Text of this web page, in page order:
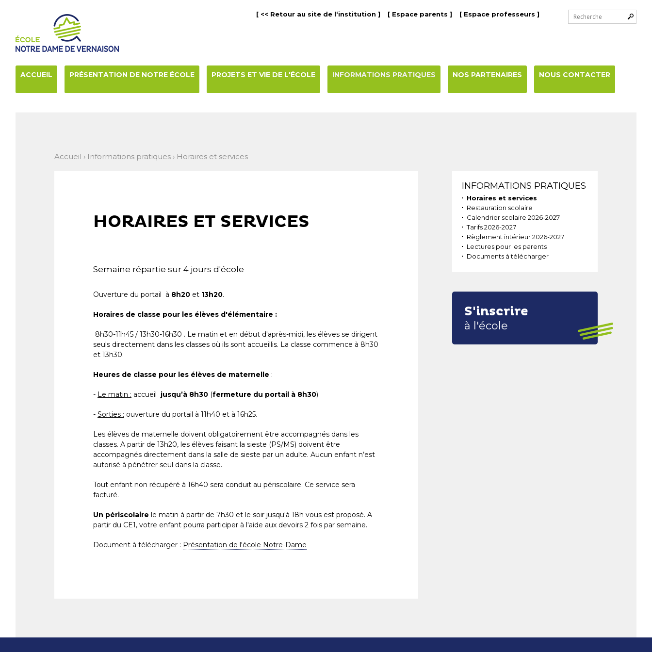
navigation
[ << Retour au site de l‘institution ] [ Espace parents ] [ Espace professeurs ]
ACCUEIL PRÉSENTATION DE NOTRE ÉCOLE PROJETS ET VIE DE L'ÉCOLE INFORMATIONS PRATIQUES NOS PARTENAIRES NOUS CONTACTER
Chercher par
Accueil › Informations pratiques › Horaires et services
HORAIRES ET SERVICES
Semaine répartie sur 4 jours d'école
Ouverture du portail à 8h20 et 13h20.
Horaires de classe pour les élèves d'élémentaire :
8h30-11h45 / 13h30-16h30 . Le matin et en début d'après-midi, les élèves se dirigent
seuls directement dans les classes où ils sont accueillis. La classe commence à 8h30
et 13h30.
Heures de classe pour les élèves de maternelle :
- Le matin : accueil jusqu’à 8h30 (fermeture du portail à 8h30)
- Sorties : ouverture du portail à 11h40 et à 16h25.
Les élèves de maternelle doivent obligatoirement être accompagnés dans les
classes. A partir de 13h20, les élèves faisant la sieste (PS/MS) doivent être
accompagnés directement dans la salle de sieste par un adulte. Aucun enfant n’est
autorisé à pénétrer seul dans la classe.
Tout enfant non récupéré à 16h40 sera conduit au périscolaire. Ce service sera
facturé.
Un périscolaire le matin à partir de 7h30 et le soir jusqu'à 18h vous est proposé. A
partir du CE1, votre enfant pourra participer à l'aide aux devoirs 2 fois par semaine.
Document à télécharger : Présentation de l'école Notre-Dame
Navigation
INFORMATIONS PRATIQUES
Horaires et services
Restauration scolaire
Calendrier scolaire 2026-2027
Tarifs 2026-2027
Règlement intérieur 2026-2027
Lectures pour les parents
Documents à télécharger
S'inscrire
à l'école